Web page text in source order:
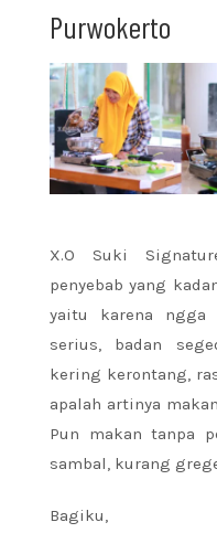
Purwokerto
X.O Suki
penyebab yang
yaitu karena
serius, badan
kering kerontang,
apalah artinya
Pun makan tanpa
sambal, kurang
Bagiku,